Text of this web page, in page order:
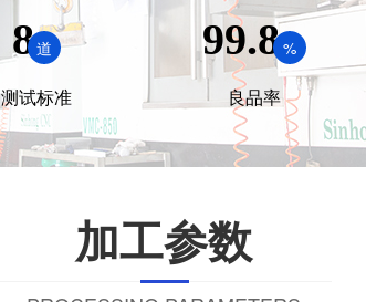
8道
测试标准
99.8%
良品率
加工参数